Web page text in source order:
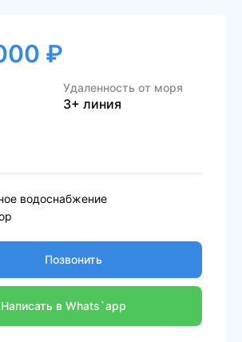
₽
Удаленность от моря
3+ линия
водоснабжение
Позвонить
Написать в Whats`app